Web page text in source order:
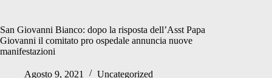
San Giovanni Bianco: dopo la risposta dell’Asst Papa
Giovanni il comitato pro ospedale annuncia nuove
manifestazioni
Agosto 9, 2021 Uncategorized